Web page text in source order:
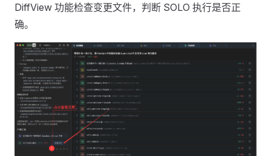
DiffView 功能检查变更文件，判断 SOLO 执行是否正
确。